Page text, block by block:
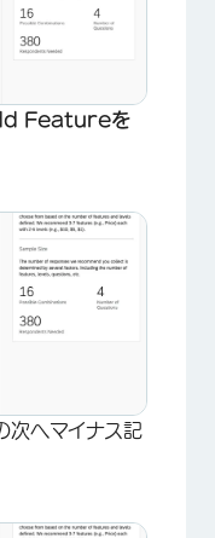
×
Featureを
次へマイナス記